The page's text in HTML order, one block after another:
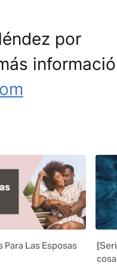
por
Para Las Esposas